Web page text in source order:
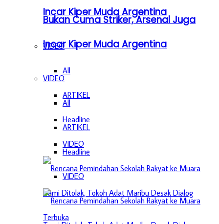
Incar Kiper Muda Argentina
VIDEO
All
ARTIKEL
Headline
VIDEO
Bukan Cuma Striker, Arsenal Juga
Incar Kiper Muda Argentina
VIDEO
All
ARTIKEL
Headline
VIDEO